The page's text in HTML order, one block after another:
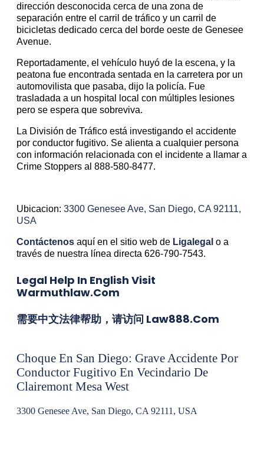
dirección desconocida cerca de una zona de
separación entre el carril de tráfico y un carril de
bicicletas dedicado cerca del borde oeste de Genesee
Avenue.
Reportadamente, el vehículo huyó de la escena, y la
peatona fue encontrada sentada en la carretera por un
automovilista que pasaba, dijo la policía. Fue
trasladada a un hospital local con múltiples lesiones
pero se espera que sobreviva.
La División de Tráfico está investigando el accidente
por conductor fugitivo. Se alienta a cualquier persona
con información relacionada con el incidente a llamar a
Crime Stoppers al 888-580-8477.
Ubicacion: 3300 Genesee Ave, San Diego, CA 92111,
USA
Contáctenos aquí en el sitio web de Ligalegal o a
través de nuestra línea directa 626-790-7543.
Legal Help In English Visit
Warmuthlaw.com
需要中文法律帮助，请访问 Law888.com
Choque En San Diego: Grave Accidente Por
Conductor Fugitivo En Vecindario De
Clairemont Mesa West
3300 Genesee Ave, San Diego, CA 92111, USA